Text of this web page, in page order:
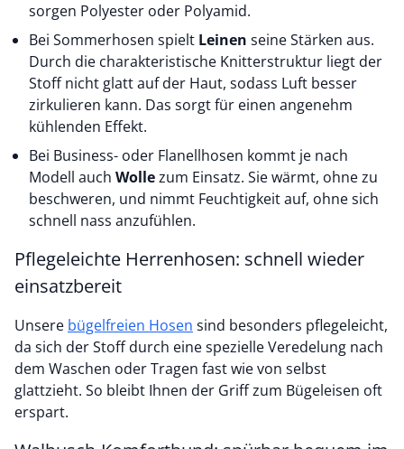
sorgen Polyester oder Polyamid.
Bei Sommerhosen spielt Leinen
Durch die charakteristische Knitterstruktur liegt der
Stoff nicht glatt auf der Haut, sodass Luft besser
zirkulieren kann. Das sorgt für einen angenehm
kühlenden Effekt.
Bei Business- oder Flanellhosen kommt je nach
Modell auch Wolle
beschweren, und nimmt Feuchtigkeit auf, ohne sich
schnell nass anzufühlen.
Pflegeleichte Herrenhosen: schnell wieder
einsatzbereit
Unsere bügelfreien Hosen
da sich der Stoff durch eine spezielle Veredelung nach
dem Waschen oder Tragen fast wie von selbst
glattzieht. So bleibt Ihnen der Griff zum Bügeleisen oft
erspart.